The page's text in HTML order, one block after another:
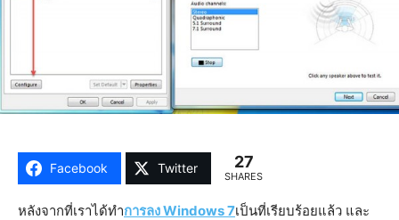
Facebook Twitter 27
SHARES
หลังจากที่เราได้ทำการลง Windows 7เป็นที่เรียบร้อยแล้ว และ